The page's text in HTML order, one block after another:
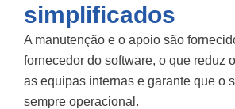
simplificados
A manutenção e o apoio são
fornecedor do software, o que reduz
as equipas internas e garante que o
sempre operacional.